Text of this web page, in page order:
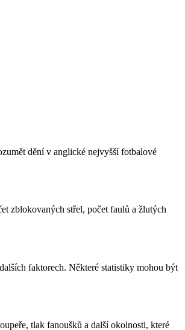
dění v anglické nejvyšší fotbalové
zblokovaných střel, počet faulů a žlutých
faktorech. Některé statistiky mohou být
tlak fanoušků a další okolnosti, které